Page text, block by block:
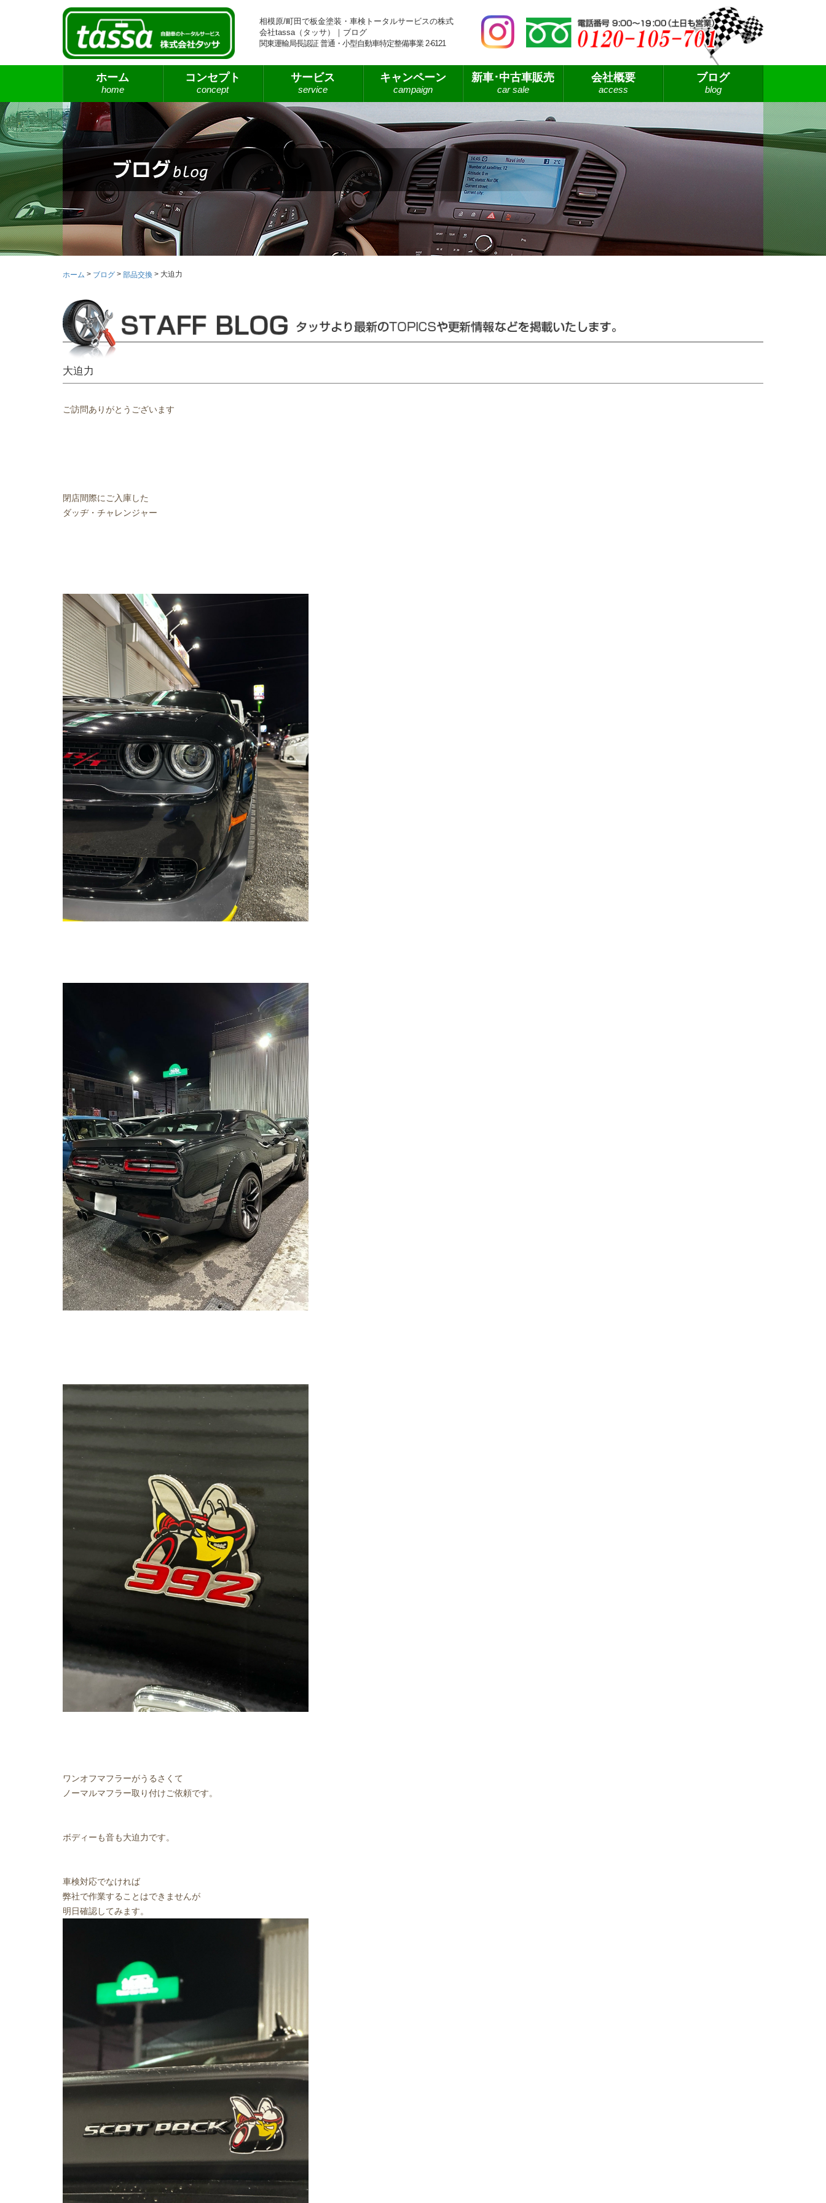
相模原/町田で板金塗装・車検トータルサービスの株式
会社tassa（タッサ）｜ブログ
関東運輸局長認証 普通・小型自動車特定整備事業 2-6121
ホーム
home
コンセプト
concept
サービス
service
キャンペーン
campaign
新車･中古車販売
car sale
会社概要
access
ブログ
blog
ホーム > ブログ > 部品交換 > 大迫力
大迫力
ご訪問ありがとうございます
閉店間際にご入庫した
ダッヂ・チャレンジャー
ワンオフマフラーがうるさくて
ノーマルマフラー取り付けご依頼です。
ボディーも音も大迫力です。
車検対応でなければ
弊社で作業することはできませんが
明日確認してみます。